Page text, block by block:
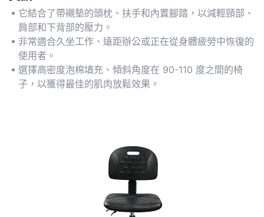
它結合了帶襯墊的頭枕、扶手和內置腳踏，以減輕頸部、
肩部和下背部的壓力。
非常適合久坐工作、遠距辦公或正在從身體疲勞中恢復的
使用者。
選擇高密度泡棉填充、傾斜角度在 90-110 度之間的椅
子，以獲得最佳的肌肉放鬆效果。